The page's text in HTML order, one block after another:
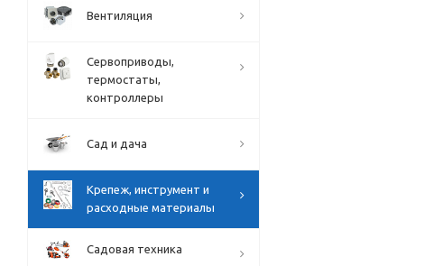
Вентиляция
Сервоприводы,
термостаты,
контроллеры
Сад и дача
Крепеж, инструмент и
расходные материалы
Садовая техника